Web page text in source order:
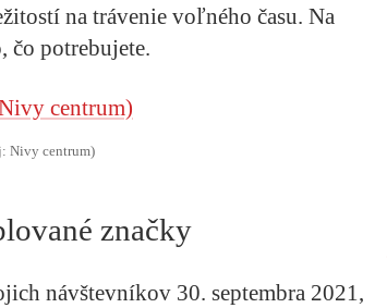
na trávenie voľného času. Na
čo potrebujete.
Nivy centrum)
značky
návštevníkov 30. septembra 2021,